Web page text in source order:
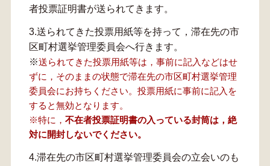
者投票証明書が送られてきます。
3.送られてきた投票用紙等を持って，滞在先の市
区町村選挙管理委員会へ行きます。
※送られてきた投票用紙等は，事前に記入などはせ
ずに，そのままの状態で滞在先の市区町村選挙管理
委員会にお持ちください。投票用紙に事前に記入を
すると無効となります。
※特に， 不在者投票証明書の入っている封筒は，絶
対に開封しないでください。
4.滞在先の市区町村選挙管理委員会の立会いのも